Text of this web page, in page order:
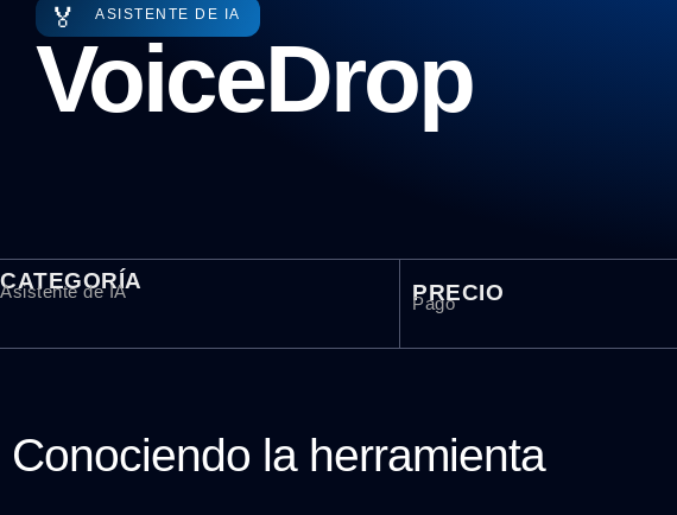
🏅 ASISTENTE DE IA
VoiceDrop
CATEGORÍA
Asistente de IA PRECIO
Pago
Conociendo la herramienta